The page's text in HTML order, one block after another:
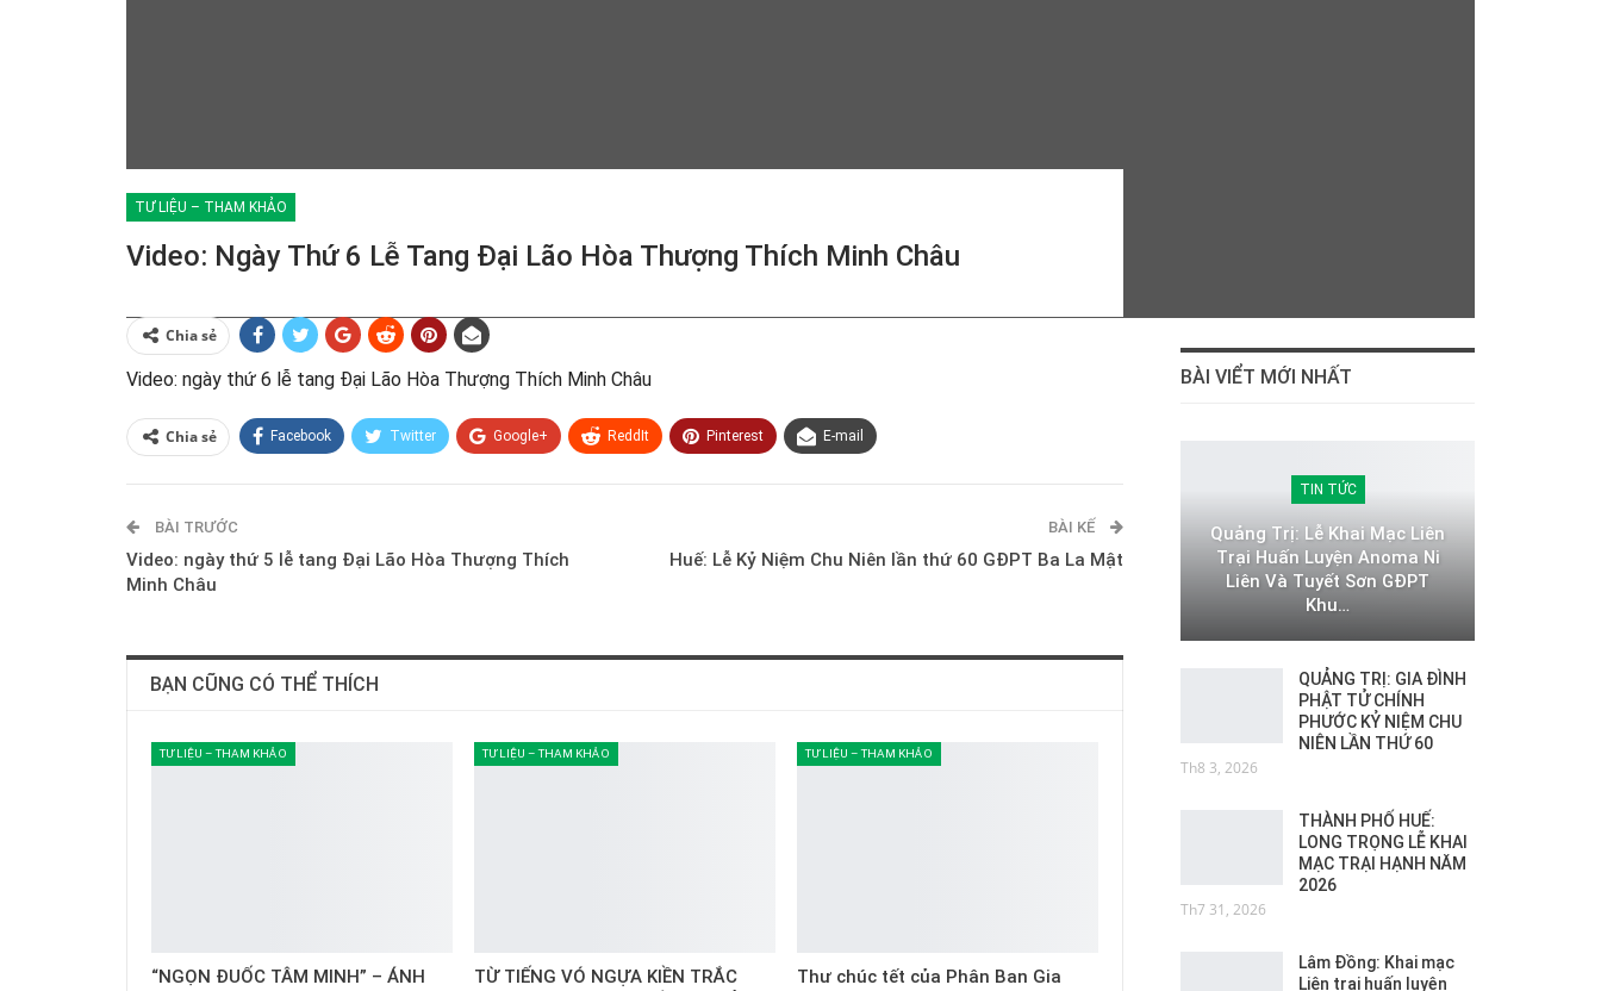
TƯ LIỆU – THAM KHẢO
Video: Ngày Thứ 6 Lễ Tang Đại Lão Hòa Thượng Thích Minh Châu
Chia sẻ
Video: ngày thứ 6 lễ tang Đại Lão Hòa Thượng Thích Minh Châu
Chia sẻ Facebook Twitter Google+ ReddIt Pinterest E-mail
BÀI TRƯỚC
Video: ngày thứ 5 lễ tang Đại Lão Hòa Thượng Thích
Minh Châu
BÀI KẾ
Huế: Lễ Kỷ Niệm Chu Niên lần thứ 60 GĐPT Ba La Mật
BẠN CŨNG CÓ THỂ THÍCH
TƯ LIỆU – THAM KHẢO
“NGỌN ĐUỐC TÂM MINH” – ÁNH
TƯ LIỆU – THAM KHẢO
TỪ TIẾNG VÓ NGỰA KIỀN TRẮC
TƯ LIỆU – THAM KHẢO
Thư chúc tết của Phân Ban Gia
BÀI VIỂT MỚI NHẤT
TIN TỨC
Quảng Trị: Lễ Khai Mạc Liên
Trại Huấn Luyện Anoma Ni
Liên Và Tuyết Sơn GĐPT
Khu…
QUẢNG TRỊ: GIA ĐÌNH
PHẬT TỬ CHÍNH
PHƯỚC KỶ NIỆM CHU
NIÊN LẦN THỨ 60
Th8 3, 2026
THÀNH PHỐ HUẾ:
LONG TRỌNG LỄ KHAI
MẠC TRẠI HẠNH NĂM
2026
Th7 31, 2026
Lâm Đồng: Khai mạc
Liên trại huấn luyện